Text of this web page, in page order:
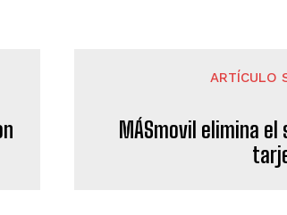
ARTÍCULO
MÁSmovil elimina